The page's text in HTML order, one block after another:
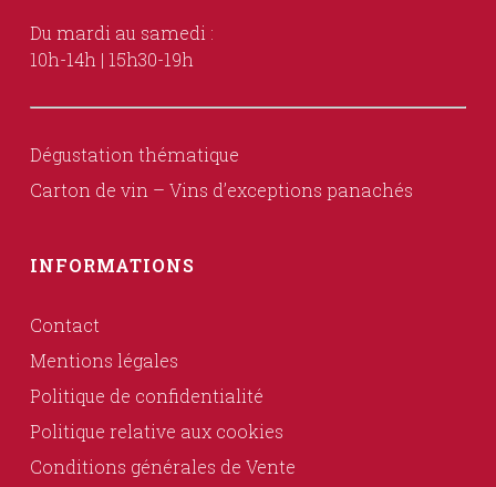
Du mardi au samedi :
10h-14h | 15h30-19h
Dégustation thématique
Carton de vin – Vins d’exceptions panachés
INFORMATIONS
Contact
Mentions légales
Politique de confidentialité
Politique relative aux cookies
Conditions générales de Vente